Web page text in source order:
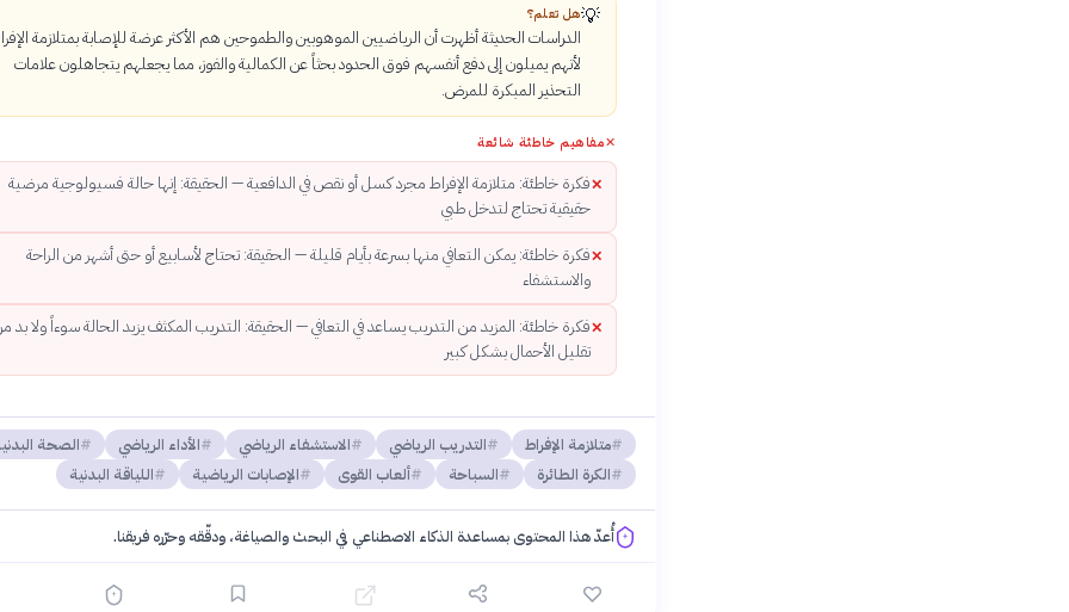
💡هل تعلم؟
الدراسات الحديثة أظهرت أن الرياضيين الموهوبين والطموحين هم الأكثر عرضة للإصابة بمتلازمة
لأنهم يميلون إلى دفع أنفسهم فوق الحدود بحثاً عن الكمالية والفوز، مما يجعلهم يتجاهلون علامات
التحذير المبكرة للمرض.
✕مفاهيم خاطئة شائعة
✕فكرة خاطئة: متلازمة الإفراط مجرد كسل أو نقص في الدافعية — الحقيقة: إنها حالة فسيولوجية مرضية
حقيقية تحتاج لتدخل طبي
✕فكرة خاطئة: يمكن التعافي منها بسرعة بأيام قليلة — الحقيقة: تحتاج لأسابيع أو حتى أشهر من الراحة
والاستشفاء
✕فكرة خاطئة: المزيد من التدريب يساعد في التعافي — الحقيقة: التدريب المكثف يزيد الحالة سوءاً ولا بد
تقليل الأحمال بشكل كبير
متلازمة الإفراط التدريب الرياضي الاستشفاء الرياضي الأداء الرياضي
الصحة
الكرة الطائرة
السباحة ألعاب القوى الإصابات الرياضية اللياقة البدنية
أُعدّ هذا المحتوى بمساعدة الذكاء الاصطناعي في البحث والصياغة، ودقّقه وحرّره فريقنا.